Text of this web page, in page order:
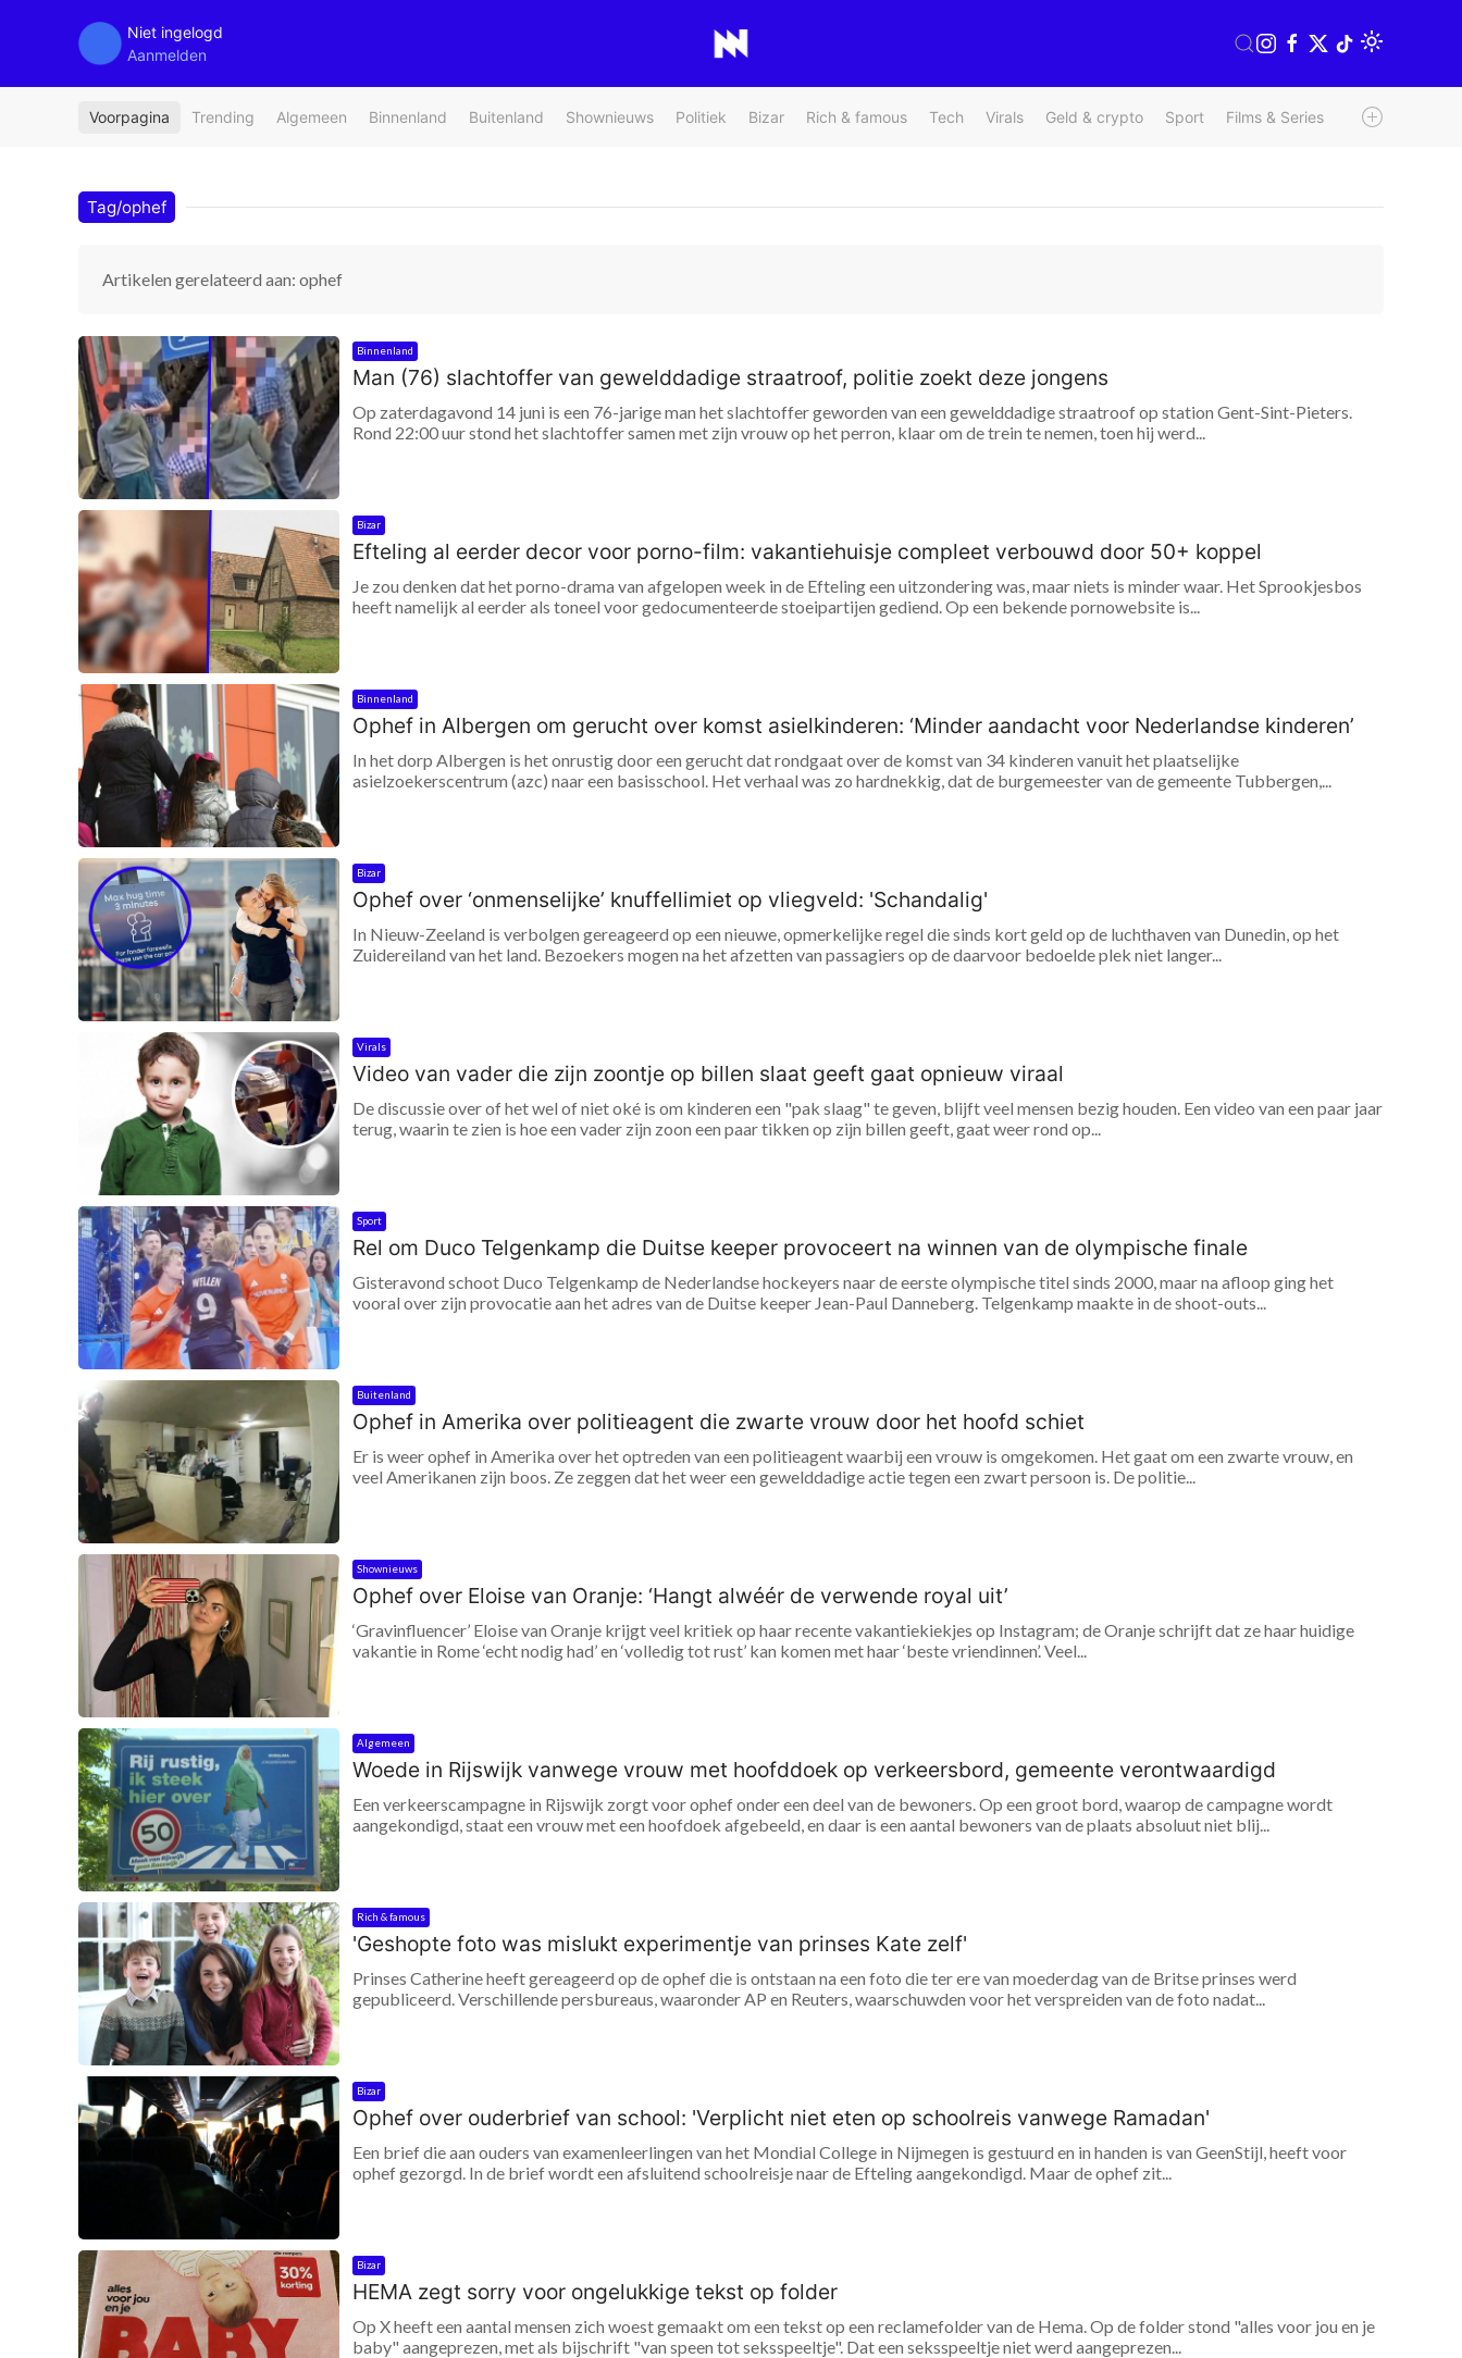
Niet ingelogd
Aanmelden
Voorpagina Trending Algemeen Binnenland Buitenland Shownieuws Politiek Bizar Rich & famous Tech Virals Geld & crypto Sport Films & Series Radio & TV
Tag/ophef
Artikelen gerelateerd aan: ophef
Binnenland
Man (76) slachtoffer van gewelddadige straatroof, politie zoekt deze jongens
Op zaterdagavond 14 juni is een 76-jarige man het slachtoffer geworden van een gewelddadige straatroof op station Gent-Sint-Pieters.
Rond 22:00 uur stond het slachtoffer samen met zijn vrouw op het perron, klaar om de trein te nemen, toen hij werd...
Bizar
Efteling al eerder decor voor porno-film: vakantiehuisje compleet verbouwd door 50+ koppel
Je zou denken dat het porno-drama van afgelopen week in de Efteling een uitzondering was, maar niets is minder waar. Het Sprookjesbos
heeft namelijk al eerder als toneel voor gedocumenteerde stoeipartijen gediend. Op een bekende pornowebsite is...
Binnenland
Ophef in Albergen om gerucht over komst asielkinderen: ‘Minder aandacht voor Nederlandse kinderen’
In het dorp Albergen is het onrustig door een gerucht dat rondgaat over de komst van 34 kinderen vanuit het plaatselijke
asielzoekerscentrum (azc) naar een basisschool. Het verhaal was zo hardnekkig, dat de burgemeester van de gemeente Tubbergen,...
Bizar
Ophef over ‘onmenselijke’ knuffellimiet op vliegveld: 'Schandalig'
In Nieuw-Zeeland is verbolgen gereageerd op een nieuwe, opmerkelijke regel die sinds kort geld op de luchthaven van Dunedin, op het
Zuidereiland van het land. Bezoekers mogen na het afzetten van passagiers op de daarvoor bedoelde plek niet langer...
Virals
Video van vader die zijn zoontje op billen slaat geeft gaat opnieuw viraal
De discussie over of het wel of niet oké is om kinderen een "pak slaag" te geven, blijft veel mensen bezig houden. Een video van een paar jaar
terug, waarin te zien is hoe een vader zijn zoon een paar tikken op zijn billen geeft, gaat weer rond op...
Sport
Rel om Duco Telgenkamp die Duitse keeper provoceert na winnen van de olympische finale
Gisteravond schoot Duco Telgenkamp de Nederlandse hockeyers naar de eerste olympische titel sinds 2000, maar na afloop ging het
vooral over zijn provocatie aan het adres van de Duitse keeper Jean-Paul Danneberg. Telgenkamp maakte in de shoot-outs...
Buitenland
Ophef in Amerika over politieagent die zwarte vrouw door het hoofd schiet
Er is weer ophef in Amerika over het optreden van een politieagent waarbij een vrouw is omgekomen. Het gaat om een zwarte vrouw, en
veel Amerikanen zijn boos. Ze zeggen dat het weer een gewelddadige actie tegen een zwart persoon is. De politie...
Shownieuws
Ophef over Eloise van Oranje: ‘Hangt alwéér de verwende royal uit’
‘Gravinfluencer’ Eloise van Oranje krijgt veel kritiek op haar recente vakantiekiekjes op Instagram; de Oranje schrijft dat ze haar huidige
vakantie in Rome ‘echt nodig had’ en ‘volledig tot rust’ kan komen met haar ‘beste vriendinnen’. Veel...
Algemeen
Woede in Rijswijk vanwege vrouw met hoofddoek op verkeersbord, gemeente verontwaardigd
Een verkeerscampagne in Rijswijk zorgt voor ophef onder een deel van de bewoners. Op een groot bord, waarop de campagne wordt
aangekondigd, staat een vrouw met een hoofdoek afgebeeld, en daar is een aantal bewoners van de plaats absoluut niet blij...
Rich & famous
'Geshopte foto was mislukt experimentje van prinses Kate zelf'
Prinses Catherine heeft gereageerd op de ophef die is ontstaan na een foto die ter ere van moederdag van de Britse prinses werd
gepubliceerd. Verschillende persbureaus, waaronder AP en Reuters, waarschuwden voor het verspreiden van de foto nadat...
Bizar
Ophef over ouderbrief van school: 'Verplicht niet eten op schoolreis vanwege Ramadan'
Een brief die aan ouders van examenleerlingen van het Mondial College in Nijmegen is gestuurd en in handen is van GeenStijl, heeft voor
ophef gezorgd. In de brief wordt een afsluitend schoolreisje naar de Efteling aangekondigd. Maar de ophef zit...
Bizar
HEMA zegt sorry voor ongelukkige tekst op folder
Op X heeft een aantal mensen zich woest gemaakt om een tekst op een reclamefolder van de Hema. Op de folder stond "alles voor jou en je
baby" aangeprezen, met als bijschrift "van speen tot seksspeeltje". Dat een seksspeeltje niet werd aangeprezen...